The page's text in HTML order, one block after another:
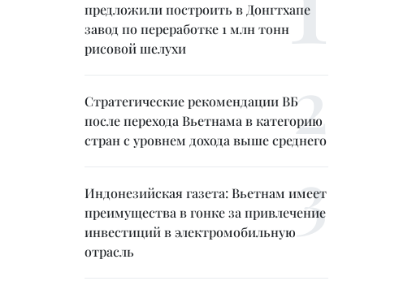
предложили построить в Донгтхапе
завод по переработке 1 млн тонн
рисовой шелухи
Стратегические рекомендации ВБ
после перехода Вьетнама в категорию
стран с уровнем дохода выше среднего
Индонезийская газета: Вьетнам имеет
преимущества в гонке за привлечение
инвестиций в электромобильную
отрасль